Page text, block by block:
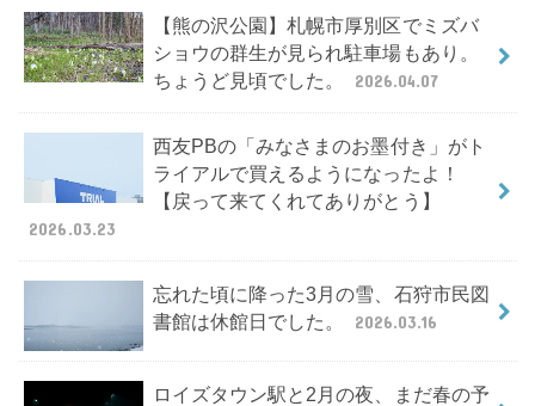
【熊の沢公園】札幌市厚別区でミズバ
ショウの群生が見られ駐車場もあり。
ちょうど見頃でした。
2026.04.07
西友PBの「みなさまのお墨付き」がト
ライアルで買えるようになったよ！
【戻って来てくれてありがとう】
2026.03.23
忘れた頃に降った3月の雪、石狩市民図
書館は休館日でした。
2026.03.16
ロイズタウン駅と2月の夜、まだ春の予